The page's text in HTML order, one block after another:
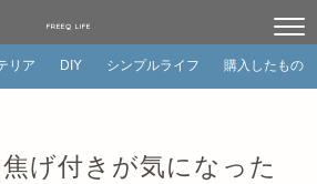
FREEQ LIFE
リア DIY シンプルライフ 購入したもの
げ付きが気になった